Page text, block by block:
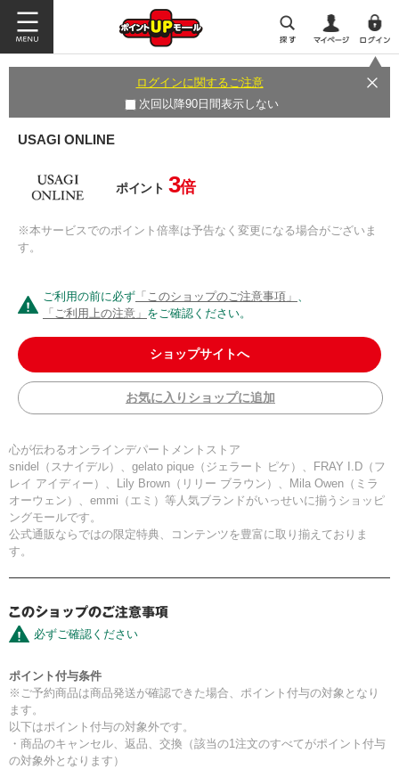
ログインに関するご注意
次回以降90日間表示しない
USAGI ONLINE
ポイント 3倍
※本サービスでのポイント倍率は予告なく変更になる場合がございま
す。
ご利用の前に必ず 「このショップのご注意事項」 、
「ご利用上の注意」 をご確認ください。
ショップサイトへ
お気に入りショップに追加
心が伝わるオンラインデパートメントストア
snidel（スナイデル）、gelato pique（ジェラート ピケ）、FRAY I.D（フ
レイ アイディー）、Lily Brown（リリー ブラウン）、Mila Owen（ミラ
オーウェン）、emmi（エミ）等人気ブランドがいっせいに揃うショッピ
ングモールです。
公式通販ならではの限定特典、コンテンツを豊富に取り揃えておりま
す。
必ずご確認ください
ポイント付与条件
※ご予約商品は商品発送が確認できた場合、ポイント付与の対象となり
ます。
以下はポイント付与の対象外です。
・商品のキャンセル、返品、交換（該当の1注文のすべてがポイント付与
の対象外となります）